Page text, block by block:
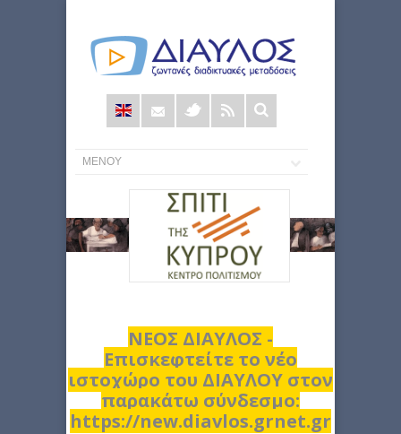
Φόρμα
αναζήτησης
ΝΕΟΣ ΔΙΑΥΛΟΣ -
Επισκεφτείτε το νέο
ιστοχώρο του ΔΙΑΥΛΟΥ στον
παρακάτω σύνδεσμο:
https://new.diavlos.grnet.gr